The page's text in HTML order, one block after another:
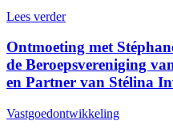
Lees verder
Ontmoeting met
de Beroepsvereniging
en Partner van Stélina
Vastgoedontwikkeling